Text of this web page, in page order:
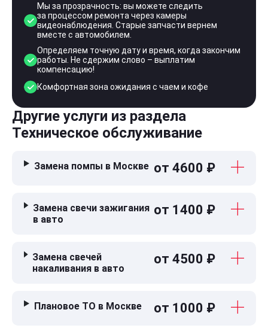
Мы за прозрачность: вы можете следить
за процессом ремонта через камеры
видеонаблюдения. Старые запчасти вернем
вместе с автомобилем.
Определяем точную дату и время, когда закончим
работы. Не сдержим слово – выплатим
компенсацию!
Комфортная зона ожидания с чаем и кофе
Другие услуги из раздела
Техническое обслуживание
Замена помпы в Москве от 4600 ₽
Замена свечи зажигания
в авто
от 1400 ₽
Замена свечей
накаливания в авто
от 4500 ₽
Плановое ТО в Москве от 1000 ₽